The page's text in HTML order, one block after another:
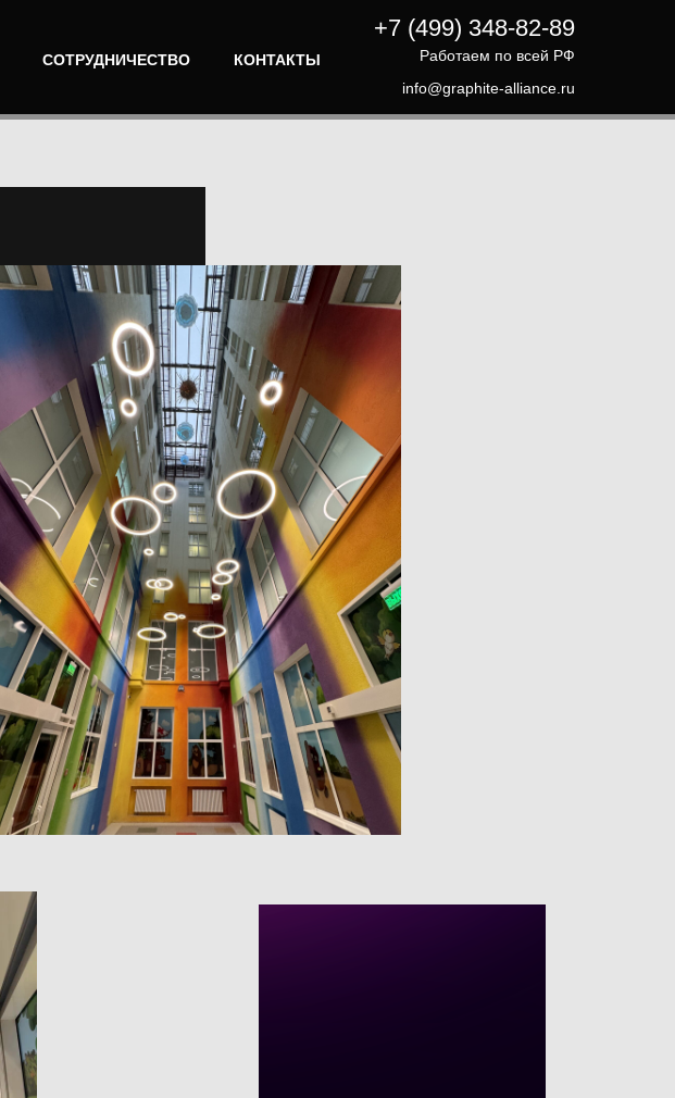
СОТРУДНИЧЕСТВО КОНТАКТЫ
+7 (499) 348-82-89
Работаем по всей РФ
info@graphite-alliance.ru